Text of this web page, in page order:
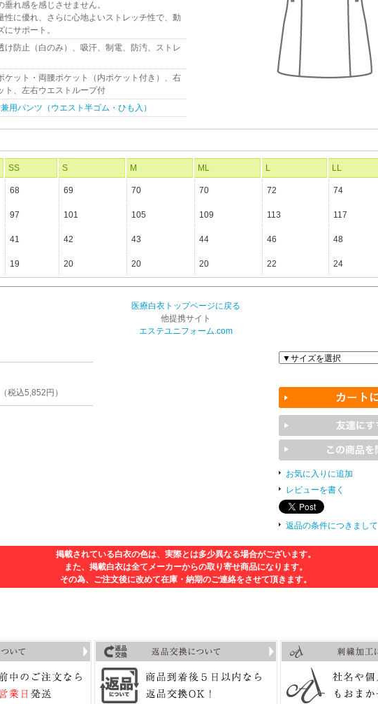
垂れ感を感じさせません。
性に優れ、さらに心地よいストレッチ性で、動
にサポート。
け防止（白のみ）、吸汗、制電、防汚、ストレ
ケット・両腰ポケット（内ポケット付き）、右
ト、左右ウエストループ付
用パンツ（ウエスト半ゴム・ひも入）
SS S M ML L LL
68 69 70 70 72 74
97 101 105 109 113 117
41 42 43 44 46 48
19 20 20 20 22 24
医療白衣トップページに戻る
他提携サイト
エステユニフォーム.com
（税込5,852円）
お気に入りに追加
レビューを書く
返品の条件につきまして
掲載されている白衣の色は、実際とは多少異なる場合がございます。
また、掲載白衣は全てメーカーからの取り寄せ商品になります。
その為、ご注文後に改めて在庫・納期のご連絡をさせて頂きます。